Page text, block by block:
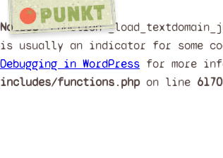
Notice: Function
is usually an indicator for some
Debugging in WordPress for more
includes/functions.phpon line 6170